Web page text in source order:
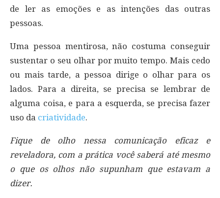
de ler as emoções e as intenções das outras
pessoas.
Uma pessoa mentirosa, não costuma conseguir
sustentar o seu olhar por muito tempo. Mais cedo
ou mais tarde, a pessoa dirige o olhar para os
lados. Para a direita, se precisa se lembrar de
alguma coisa, e para a esquerda, se precisa fazer
uso da criatividade.
Fique de olho nessa comunicação eficaz e
reveladora, com a prática você saberá até mesmo
o que os olhos não supunham que estavam a
dizer.